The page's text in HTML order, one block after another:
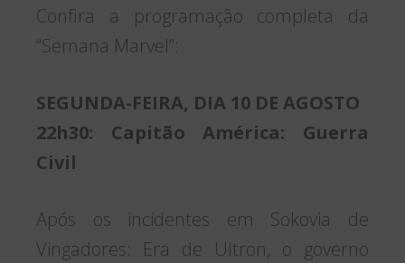
Confira a programação completa da
“Semana Marvel”:
SEGUNDA-FEIRA, DIA 10 DE AGOSTO
22h30: Capitão América: Guerra
Civil
Após os incidentes em Sokovia de
Vingadores: Era de Ultron, o governo